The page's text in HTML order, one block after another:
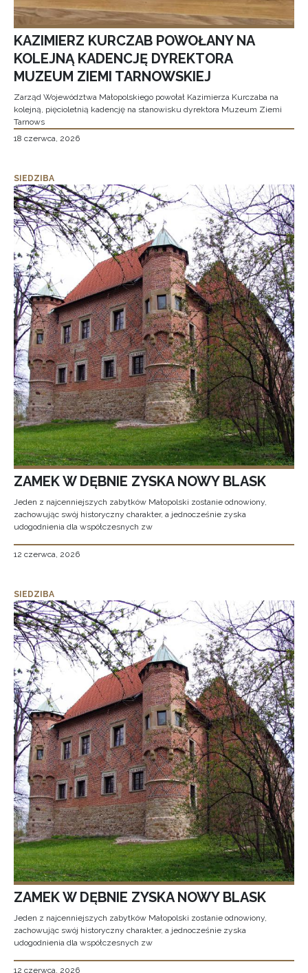
KAZIMIERZ KURCZAB POWOŁANY NA
KOLEJNĄ KADENCJĘ DYREKTORA
MUZEUM ZIEMI TARNOWSKIEJ
Zarząd Województwa Małopolskiego powołał Kazimierza Kurczaba na
kolejną, pięcioletnią kadencję na stanowisku dyrektora Muzeum Ziemi
Tarnows
18 czerwca, 2026
SIEDZIBA
ZAMEK W DĘBNIE ZYSKA NOWY BLASK
Jeden z najcenniejszych zabytków Małopolski zostanie odnowiony,
zachowując swój historyczny charakter, a jednocześnie zyska
udogodnienia dla współczesnych zw
12 czerwca, 2026
SIEDZIBA
ZAMEK W DĘBNIE ZYSKA NOWY BLASK
Jeden z najcenniejszych zabytków Małopolski zostanie odnowiony,
zachowując swój historyczny charakter, a jednocześnie zyska
udogodnienia dla współczesnych zw
12 czerwca, 2026